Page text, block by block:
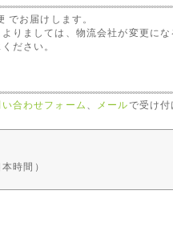
でお届けします。
りましては、物流会社が変更にな
ださい。
い合わせフォーム メールで受け付
時間）